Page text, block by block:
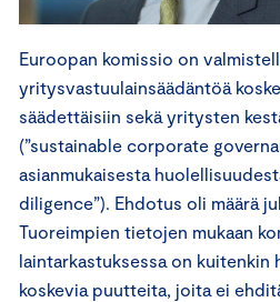
Euroopan komissio on
yritysvastuulainsäädäntöä
säädettäisiin sekä yritysten
(”sustainable corporate
asianmukaisesta
diligence”). Ehdotus oli määrä
Tuoreimpien tietojen mukaan
laintarkastuksessa on
koskevia puutteita, joita ei